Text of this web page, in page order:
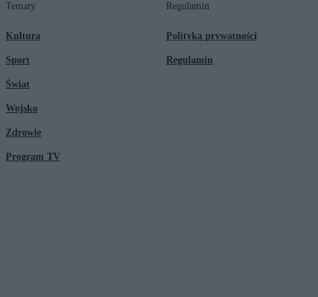
Tematy
Kultura
Sport
Świat
Wojsko
Zdrowie
Program TV
Regulamin
Polityka prywatności
Regulamin